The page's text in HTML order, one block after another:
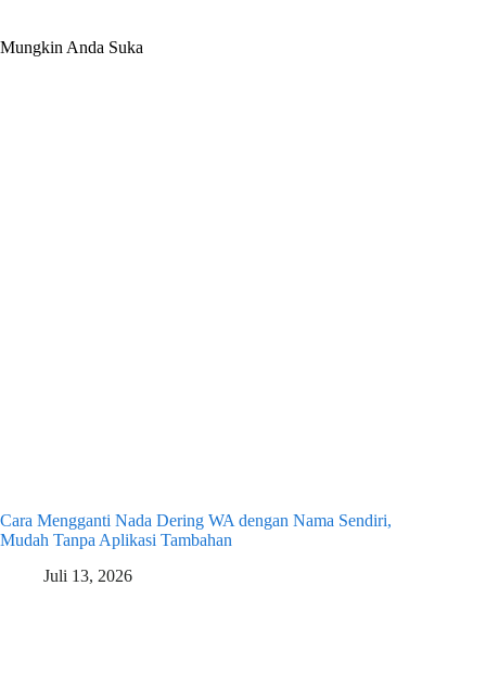
Mungkin Anda Suka
Cara Mengganti Nada Dering WA dengan Nama Sendiri,
Mudah Tanpa Aplikasi Tambahan
Juli 13, 2026